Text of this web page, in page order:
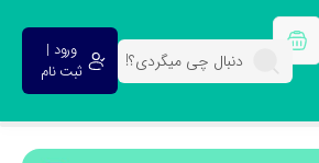
ورود |
ثبت نام